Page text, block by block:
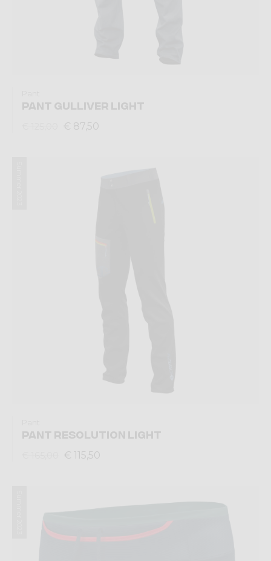
PANT GULLIVER LIGHT
€ 87,50
PANT RESOLUTION LIGHT
€ 115,50